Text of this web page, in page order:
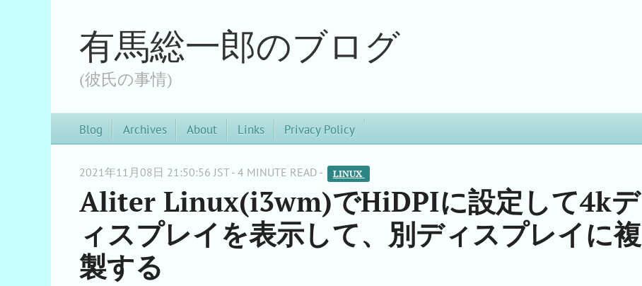
有馬総一郎のブログ
(彼氏の事情)
Blog Archives About Links Privacy Policy
2021年11月08日 21:50:56 JST - 4 MINUTE READ - LINUX
Aliter Linux(i3wm)でHiDPIに設定して4kデ
ィスプレイを表示して、別ディスプレイに複
製する